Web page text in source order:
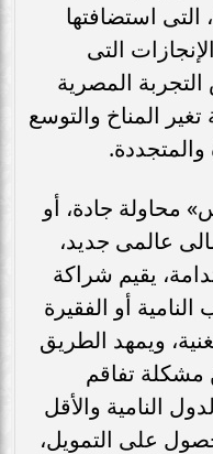
التى استضافتها
٢٧، وأهم الإنجازات التى
المصرية
المناخ والتوسع
محاولة جادة، أو
عالمى جديد،
يقيم شراكة
أو الفقيرة
ويمهد الطريق
مشكلة تفاقم
النامية والأقل
على التمويل،